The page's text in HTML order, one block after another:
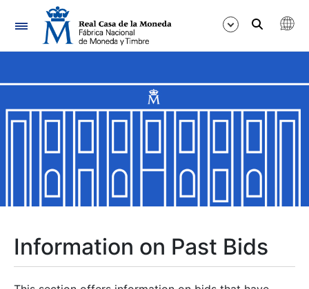
Navigation
Show/Hide
Show/Hide
Show/Hide
Information on Past Bids